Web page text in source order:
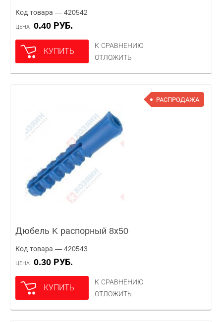
Код товара — 420542
ЦЕНА 0.40 РУБ.
КУПИТЬ
К СРАВНЕНИЮ
ОТЛОЖИТЬ
РАСПРОДАЖА
Дюбель K распорный 8х50
Код товара — 420543
ЦЕНА 0.30 РУБ.
КУПИТЬ
К СРАВНЕНИЮ
ОТЛОЖИТЬ